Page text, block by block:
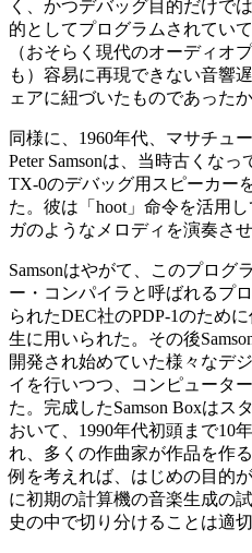
く、かつデバッグ目的だけで
的としてプログラムされてい
（おそらく現代のオーディオ
も）容易に再現できない音響
ェアに紐づいたものであったか
同様に、1960年代、マサチュ
Peter Samsonは、当時古くな
TX-0のデバッグ用スピーカー
た。彼は「hoot」命令を活用
ガのようなメロディを演奏さ
Samsonはやがて、このプログ
ー・コンパイラと呼ばれるプ
られたDEC社のPDP-1のため
生に用いられた。その後
開発され始めていた様々なデ
イを行いつつ、コンピュータ
た。完成したSamson Boxはス
おいて、1990年代初頭まで10
れ、多くの作曲家が作品を作
例を考えれば、はじめの目的
に初期の計算機の音楽生成の
史の中で切り分けることは適